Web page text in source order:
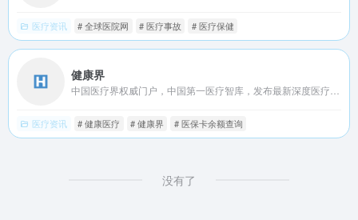
医疗资讯 # 全球医院网 # 医疗事故 # 医疗保健
健康界
医疗资讯 # 健康医疗 # 健康界 # 医保卡余额查询
没有了